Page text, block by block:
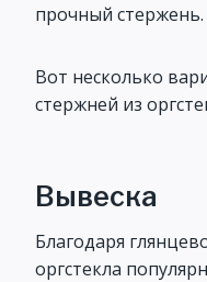
прочный стержень.
Вот несколько
стержней из
Вывеска
Благодаря
оргстекла